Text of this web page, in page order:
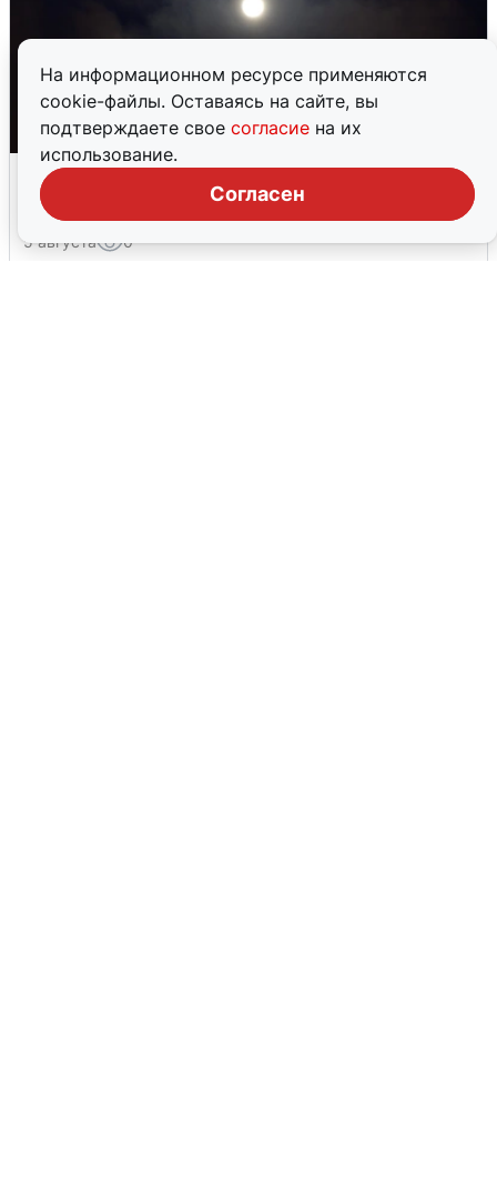
На информационном ресурсе применяются
cookie-файлы. Оставаясь на сайте, вы
подтверждаете свое согласие на их
использование.
Согласен
Взрывы в Воронеже после сигнала
тревоги
5 августа 0